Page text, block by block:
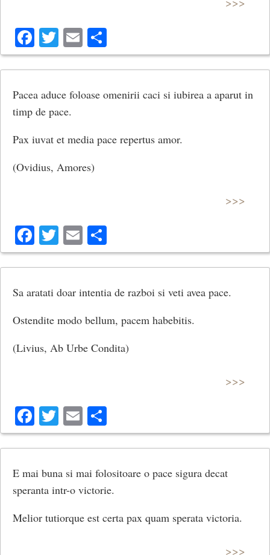
Facebook
Twitter
Email
Pacea aduce foloase omenirii caci si iubirea a aparut in
timp de pace.
Pax iuvat et media pace repertus amor.
(Ovidius, Amores)
>>>
Facebook
Twitter
Email
Sa aratati doar intentia de razboi si veti avea pace.
Ostendite modo bellum, pacem habebitis.
(Livius, Ab Urbe Condita)
>>>
Facebook
Twitter
Email
E mai buna si mai folositoare o pace sigura decat
speranta intr-o victorie.
Melior tutiorque est certa pax quam sperata victoria.
>>>